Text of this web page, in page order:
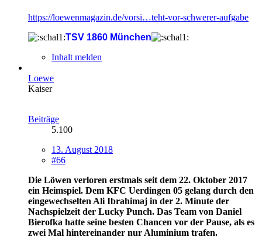
https://loewenmagazin.de/vorsi…teht-vor-schwerer-aufgabe
TSV 1860 München
Inhalt melden
Loewe
Kaiser
Beiträge
5.100
13. August 2018
#66
Die Löwen verloren erstmals seit dem 22. Oktober 2017
ein Heimspiel. Dem KFC Uerdingen 05 gelang durch den
eingewechselten Ali Ibrahimaj in der 2. Minute der
Nachspielzeit der Lucky Punch. Das Team von Daniel
Bierofka hatte seine besten Chancen vor der Pause, als es
zwei Mal hintereinander nur Aluminium trafen.